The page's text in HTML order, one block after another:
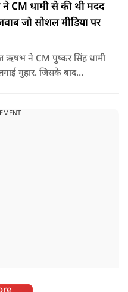
CM धामी से की थी मदद
जो सोशल मीडिया पर
ऋषभ ने CM पुष्कर सिंह धामी
गुहार. जिसके बाद